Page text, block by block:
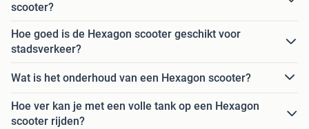
scooter?
Hoe goed is de Hexagon scooter geschikt voor
stadsverkeer?
Wat is het onderhoud van een Hexagon scooter?
Hoe ver kan je met een volle tank op een Hexagon
scooter rijden?